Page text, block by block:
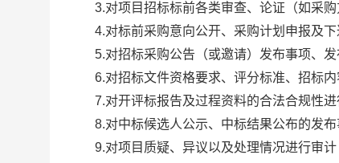
3.对项目招标标前各类审查、论证（如采购
4.对标前采购意向公开、采购计划申报及下
5.对招标采购公告（或邀请）发布事项、发
6.对招标文件资格要求、评分标准、招标内
7.对开评标报告及过程资料的合法合规性进
8.对中标候选人公示、中标结果公布的发布
9.对项目质疑、异议以及处理情况进行审计